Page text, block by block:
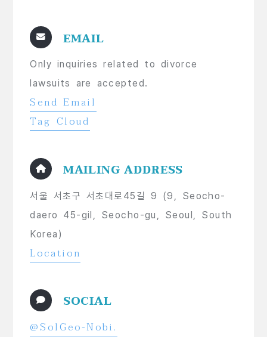
EMAIL
Only inquiries related to divorce
lawsuits are accepted.
Send Email
Tag Cloud
MAILING ADDRESS
서울 서초구 서초대로45길 9 (9, Seocho-
daero 45-gil, Seocho-gu, Seoul, South
Korea)
Location
SOCIAL
@SolGeo-Nobi.